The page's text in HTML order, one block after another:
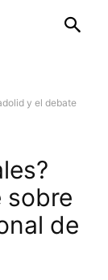
y el debate
sobre
de